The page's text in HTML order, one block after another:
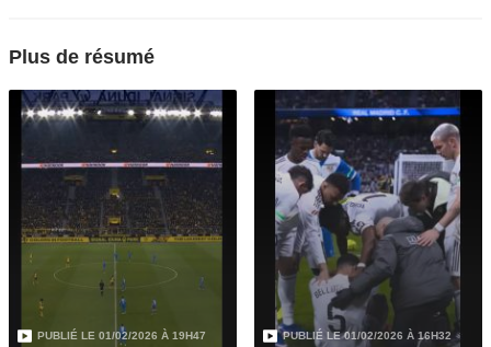
Plus de résumé
PUBLIÉ LE 01/02/2026 À 19H47 PUBLIÉ LE01/02/2026 À 16H32